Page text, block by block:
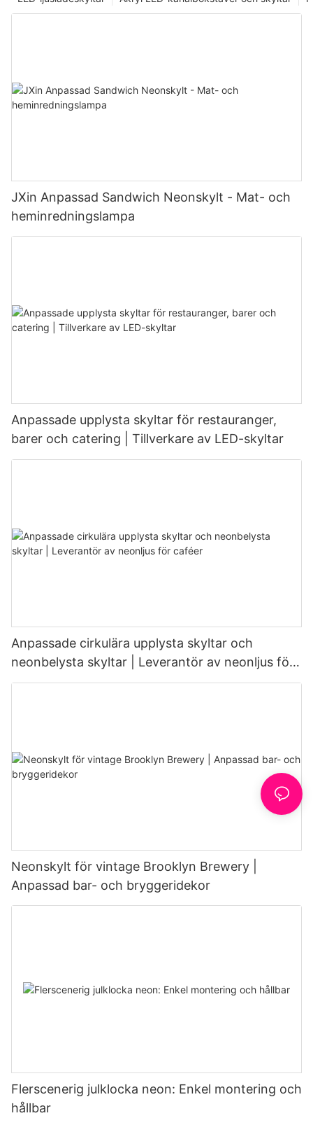
JXin Anpassad Sandwich Neonskylt - Mat- och
heminredningslampa
Anpassade upplysta skyltar för restauranger,
barer och catering | Tillverkare av LED-skyltar
Anpassade cirkulära upplysta skyltar och
neonbelysta skyltar | Leverantör av neonljus för
caféer
Neonskylt för vintage Brooklyn Brewery |
Anpassad bar- och bryggeridekor
Flerscenerig julklocka neon: Enkel montering och
hållbar